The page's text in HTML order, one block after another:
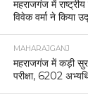
महराजगंज में
विवेक वर्मा ने किया
MAHARAJGANJ
महराजगंज में कड़ी
परीक्षा, 6202